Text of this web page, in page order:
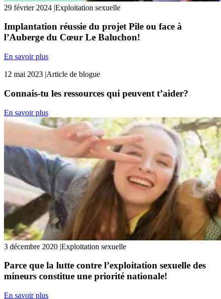
29 février 2024 |Exploitation sexuelle
Implantation réussie du projet Pile ou face à
l’Auberge du Cœur Le Baluchon!
En savoir plus
12 mai 2023 |Article de blogue
Connais-tu les ressources qui peuvent t’aider?
En savoir plus
3 décembre 2020 |Exploitation sexuelle
Parce que la lutte contre l’exploitation sexuelle des
mineurs constitue une priorité nationale!
En savoir plus